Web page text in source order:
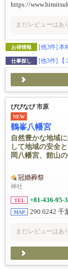
https://
まだレビューはあ
お得情報 [他3件] 本
仕事探し [他3件] 【ス
びびなび 市原
NEW
鶴峯八幡宮
自然豊かな地域
して地域の安全
岡八幡宮、館山
冠婚葬祭
神社
TEL +81-436-95-
MAP 290 0242 千
まだレビューはあ